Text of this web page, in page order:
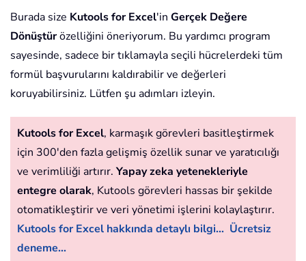
Burada size Kutools for Excel'in Gerçek Değere
Dönüştürözelliğini öneriyorum. Bu yardımcı program
sayesinde, sadece bir tıklamayla seçili hücrelerdeki tüm
formül başvurularını kaldırabilir ve değerleri
koruyabilirsiniz. Lütfen şu adımları izleyin.
Kutools for Excel, karmaşık görevleri basitleştirmek
için 300'den fazla gelişmiş özellik sunar ve yaratıcılığı
ve verimliliği artırır. Yapay zeka yetenekleriyle
entegre olarak, Kutools görevleri hassas bir şekilde
otomatikleştirir ve veri yönetimi işlerini kolaylaştırır.
Kutools for Excel hakkında detaylı bilgi... Ücretsiz
deneme...